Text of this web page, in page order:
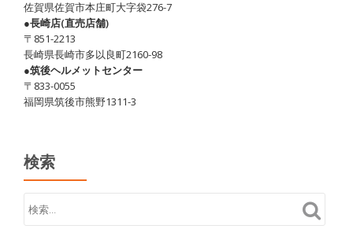
佐賀県佐賀市本庄町大字袋276-7
●長崎店(直売店舗)
〒851-2213
長崎県長崎市多以良町2160-98
●筑後ヘルメットセンター
〒833-0055
福岡県筑後市熊野1311-3
検索